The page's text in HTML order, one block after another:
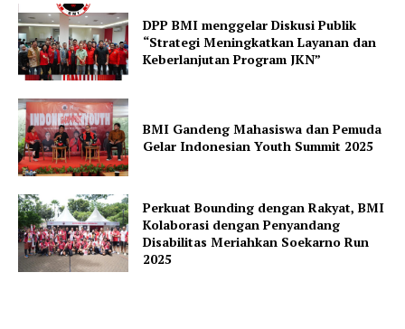
DPP BMI menggelar Diskusi Publik
“Strategi Meningkatkan Layanan dan
Keberlanjutan Program JKN”
BMI Gandeng Mahasiswa dan Pemuda
Gelar Indonesian Youth Summit 2025
Perkuat Bounding dengan Rakyat, BMI
Kolaborasi dengan Penyandang
Disabilitas Meriahkan Soekarno Run
2025